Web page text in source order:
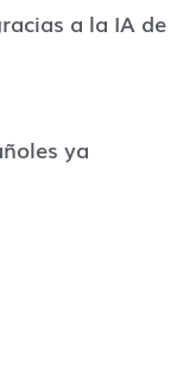
a la IA de
ya